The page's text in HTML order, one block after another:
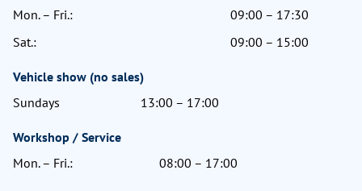
Mon. – Fri.:
09:00 – 17:30
Sat.:
09:00 – 15:00
Vehicle show (no sales)
Sundays
13:00 – 17:00
Workshop / Service
Mon. – Fri.:
08:00 – 17:00